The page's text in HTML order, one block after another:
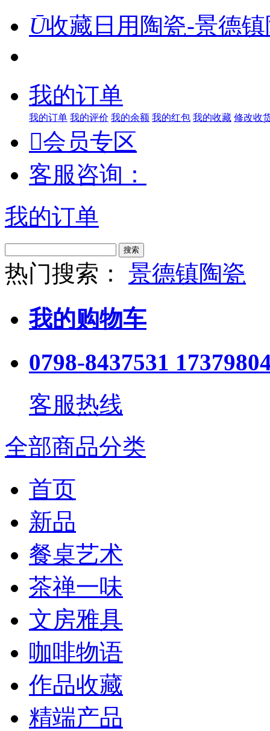
Ū收藏日用陶瓷-景德
我的订单
我的订单 我的评价 我的余额 我的红包 我的收藏 修改收
会员专区
客服咨询：
我的订单
搜索
热门搜索：
景德镇陶瓷
我的购物车
0798-8437531
客服热线
全部商品分类
首页
新品
餐桌艺术
茶禅一味
文房雅具
咖啡物语
作品收藏
精端产品